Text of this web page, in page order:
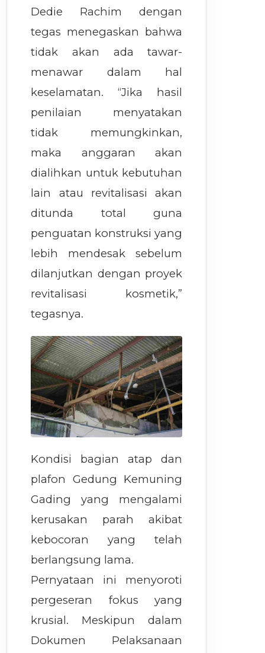
Dedie Rachim dengan
tegas menegaskan bahwa
tidak akan ada tawar-
menawar dalam hal
keselamatan. “Jika hasil
penilaian menyatakan
tidak memungkinkan,
maka anggaran akan
dialihkan untuk kebutuhan
lain atau revitalisasi akan
ditunda total guna
penguatan konstruksi yang
lebih mendesak sebelum
dilanjutkan dengan proyek
revitalisasi kosmetik,”
tegasnya.
Kondisi bagian atap dan
plafon Gedung Kemuning
Gading yang mengalami
kerusakan parah akibat
kebocoran yang telah
berlangsung lama.
Pernyataan ini menyoroti
pergeseran fokus yang
krusial. Meskipun dalam
Dokumen Pelaksanaan